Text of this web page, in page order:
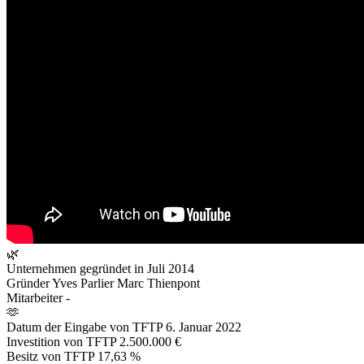
🌿
Unternehmen gegründet in Juli 2014
GründerYves Parlier Marc Thienpont
Mitarbeiter -
🫶
Datum der Eingabe von TFTP 6. Januar 2022
Investition von TFTP 2.500.000 €
Besitz von TFTP 17,63 %